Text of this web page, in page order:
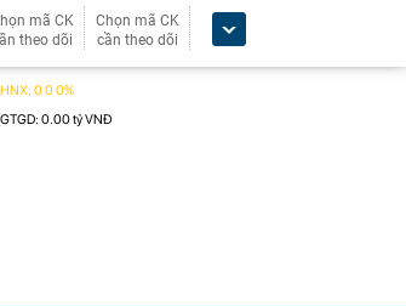
mã CK
theo dõi
Chọn mã CK
cần theo dõi